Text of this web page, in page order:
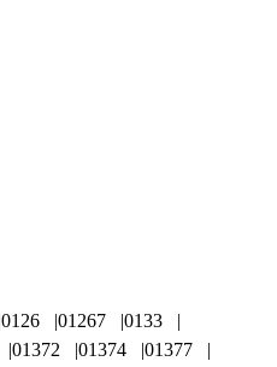
0126 01267
0133
01372 01374
01377